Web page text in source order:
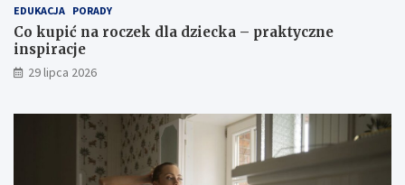
EDUKACJA PORADY
Co kupić na roczek dla dziecka – praktyczne
inspiracje
29 lipca 2026